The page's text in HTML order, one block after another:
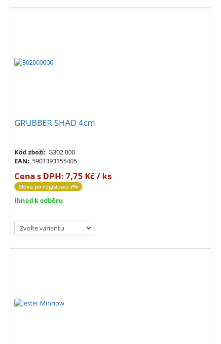
GRUBBER SHAD 4cm
Kód zboží: G302 000
EAN: 5901393155405
Cena s DPH: 7,75 Kč / ks
Sleva po registraci 7%
Ihned k odběru